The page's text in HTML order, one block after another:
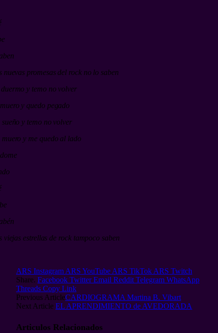
nuevas promesas del rock no lo saben
duermo y temo no volver
y quedo pegado
y temo no volver
y me quedo al lado
viejas estrellas de rock tampoco saben
ARS Instagram ARS YouTube ARS TikTok ARS Twitch
Share. Facebook Twitter Email Reddit Telegram WhatsApp
Threads Copy Link
Previous ArticleCARDIOGRAMA Martina B. Vibart
Next Article EL APRENDIMIENTO de AVEDORADA
Articulos Relacionados